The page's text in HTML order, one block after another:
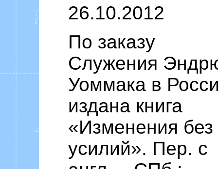
26.10.2012
По заказу
Служения
Уоммака в
издана книга
«Изменения без
усилий». Пер. с